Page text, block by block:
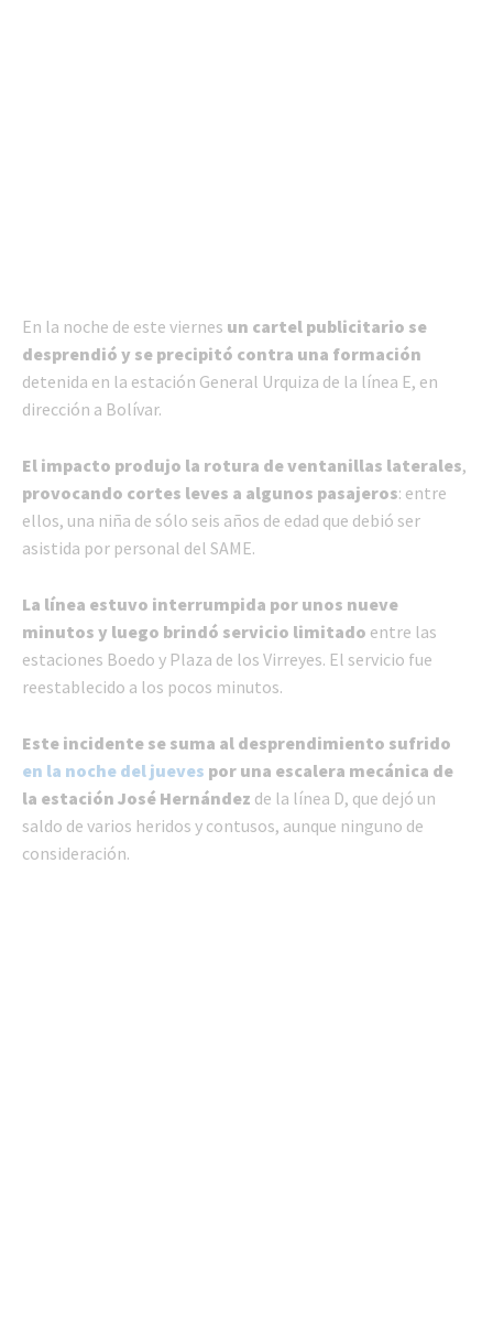
En la noche de este viernes un cartel publicitario se
desprendió y se precipitó contra una formación
detenida en la estación General Urquiza de la línea E, en
dirección a Bolívar.
El impacto produjo la rotura de ventanillas laterales,
provocando cortes leves a algunos pasajeros: entre
ellos, una niña de sólo seis años de edad que debió ser
asistida por personal del SAME.
La línea estuvo interrumpida por unos nueve
minutos y luego brindó servicio limitado entre las
estaciones Boedo y Plaza de los Virreyes. El servicio fue
reestablecido a los pocos minutos.
Este incidente se suma al desprendimiento sufrido
en la noche del jueves por una escalera mecánica de
la estación José Hernández de la línea D, que dejó un
saldo de varios heridos y contusos, aunque ninguno de
consideración.